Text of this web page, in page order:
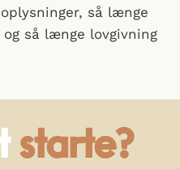
så længe
så længe lovgivning
starte?